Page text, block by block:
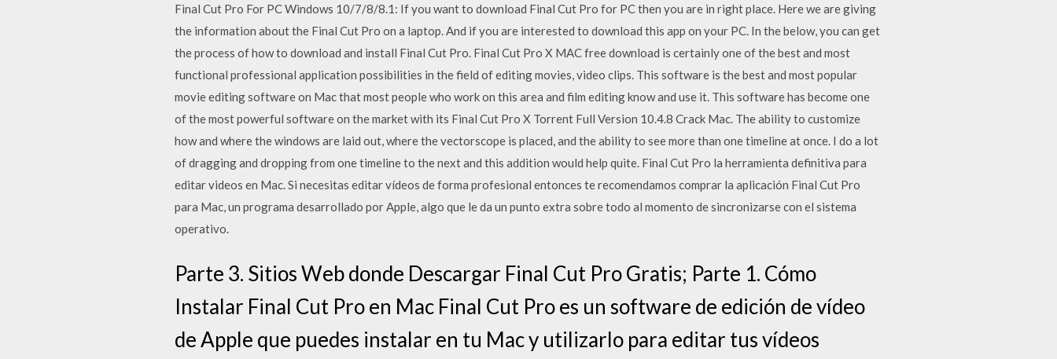
Final Cut Pro For PC Windows 10/7/8/8.1: If you want to download Final Cut Pro for PC then you are in right place. Here we are giving
the information about the Final Cut Pro on a laptop. And if you are interested to download this app on your PC. In the below, you can get
the process of how to download and install Final Cut Pro. Final Cut Pro X MAC free download is certainly one of the best and most
functional professional application possibilities in the field of editing movies, video clips. This software is the best and most popular
movie editing software on Mac that most people who work on this area and film editing know and use it. This software has become one
of the most powerful software on the market with its Final Cut Pro X Torrent Full Version 10.4.8 Crack Mac. The ability to customize
how and where the windows are laid out, where the vectorscope is placed, and the ability to see more than one timeline at once. I do a lot
of dragging and dropping from one timeline to the next and this addition would help quite. Final Cut Pro la herramienta definitiva para
editar videos en Mac. Si necesitas editar ví­deos de forma profesional entonces te recomendamos comprar la aplicación Final Cut Pro
para Mac, un programa desarrollado por Apple, algo que le da un punto extra sobre todo al momento de sincronizarse con el sistema
operativo.
Parte 3. Sitios Web donde Descargar Final Cut Pro Gratis; Parte 1. Cómo
Instalar Final Cut Pro en Mac Final Cut Pro es un software de edición de vídeo
de Apple que puedes instalar en tu Mac y utilizarlo para editar tus vídeos